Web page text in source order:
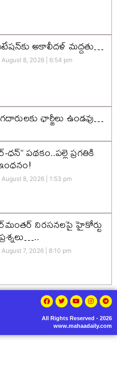
అకాలీదళ్‌ మద్దతు…
August 8, 2026 6:54 pm
ఛార్జీలు ఉండవు…
ధన్” పథకం..పల్లె ప్రగతికి
August 8, 2026 1:53 pm
నిరసనలపై హైకోర్టు
August 7, 2026 8:10 pm
All Rights Reserved - 2026
www.mahaadaily.com